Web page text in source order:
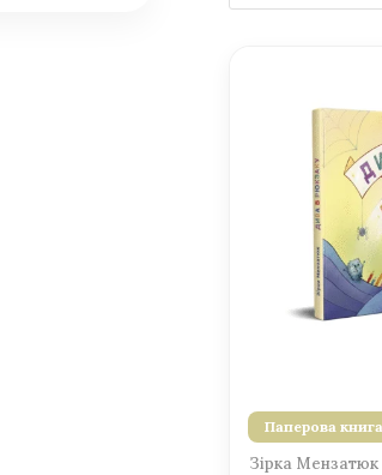
Паперова книга
Зірка Мензатюк